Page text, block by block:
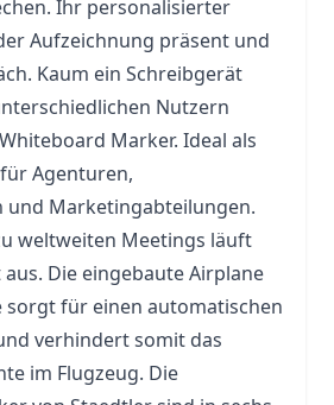
Ihr personalisierter
Aufzeichnung präsent und
Kaum ein Schreibgerät
Nutzern
Marker. Ideal als
Agenturen,
und Marketingabteilungen.
weltweiten Meetings läuft
Die eingebaute Airplane
sorgt für einen automatischen
verhindert somit das
im Flugzeug. Die